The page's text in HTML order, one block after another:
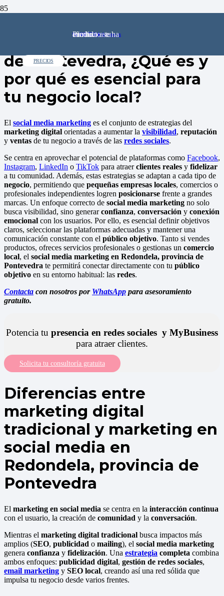
91 602 72 64
comercial@pinkstone.es
Producto
se ha añadido a tu carrito.
PRECIOS
en Redondela, provincia
de Pontevedra, ¿Qué es y
por qué es esencial para
tu negocio local?
El social media marketing es el conjunto de estrategias del
marketing digital orientadas a aumentar la visibilidad, reputación
y ventas de tu negocio a través de las redes sociales.
Se centra en aprovechar el potencial de plataformas como Facebook,
Instagram, LinkedIn o TikTok para atraerclientes reales y fidelizar
a tu comunidad. Además, estas estrategias se adaptan a cada tipo de
negocio, permitiendo que pequeñas empresas locales, comercios o
profesionales independientes logren posicionarse frente a grandes
marcas. Un enfoque correcto de social media marketing no solo
busca visibilidad, sino generarconfianza, conversación y conexión
emocional con los usuarios. Por ello, es esencial definir objetivos
claros, seleccionar las plataformas adecuadas y mantener una
comunicación constante con el público objetivo. Tanto si vendes
productos, ofreces servicios profesionales o gestionas un comercio
local, el social media marketing en Redondela, provincia de
Pontevedra te permitirá conectar directamente con tu público
objetivo en su entorno habitual: las redes.
Contacta con nosotros por WhatsApp para asesoramiento
gratuito.
Potencia tu presencia en redes sociales y MyBusiness
para atraer clientes.
Solicita tu consultoría gratuita
Diferencias entre
marketing digital
tradicional y marketing en
social media en
Redondela, provincia de
Pontevedra
El marketing en social media se centra en la interacción continua
con el usuario, la creación de comunidad y la conversación.
Mientras el marketing digital tradicional busca impactos más
amplios (SEO, publicidad o mailing), el social media marketing
genera confianza y fidelización. Una estrategia completa combina
ambos enfoques: publicidad digital, gestión de redes sociales,
email marketing y SEO local, creando así una red sólida que
impulsa tu negocio desde varios frentes.